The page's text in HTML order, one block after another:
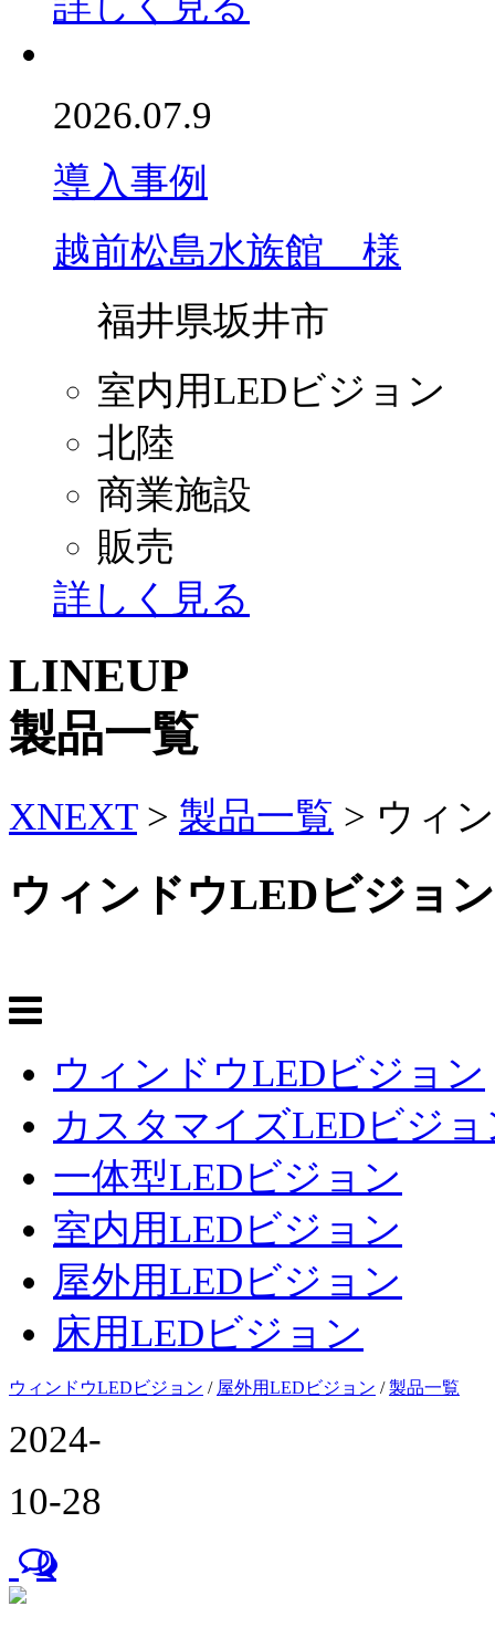
2026.07.9
導入事例
越前松島水族館 様
福井県坂井市
室内用LEDビジョン
北陸
商業施設
販売
詳しく見る
LINEUP
製品一覧
XNEXT> 製品一覧 > ウィ
ウィンドウLEDビジョン
ウィンドウLEDビジョン
カスタマイズLEDビジョ
一体型LEDビジョン
室内用LEDビジョン
屋外用LEDビジョン
床用LEDビジョン
ウィンドウLEDビジョン / 屋外用LEDビジョン /製品一覧
2024-
10-28
0